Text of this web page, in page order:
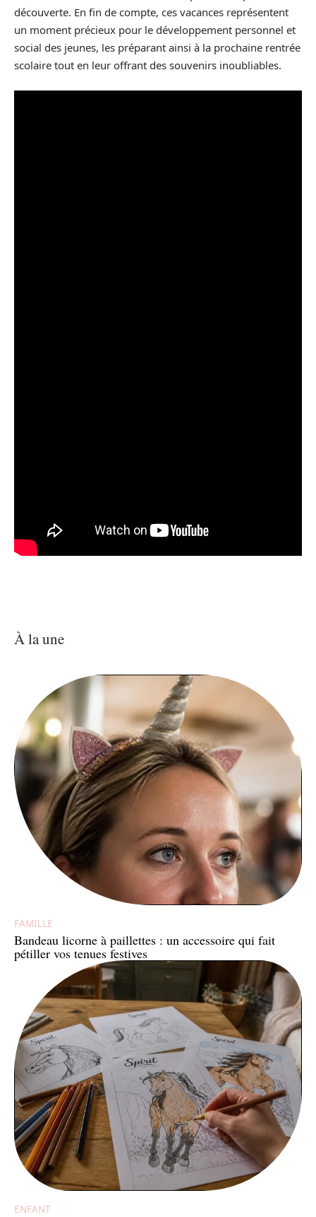
découverte. En fin de compte, ces vacances représentent
un moment précieux pour le développement personnel et
social des jeunes, les préparant ainsi à la prochaine rentrée
scolaire tout en leur offrant des souvenirs inoubliables.
À la une
FAMILLE
Bandeau licorne à paillettes : un accessoire qui fait
pétiller vos tenues festives
ENFANT